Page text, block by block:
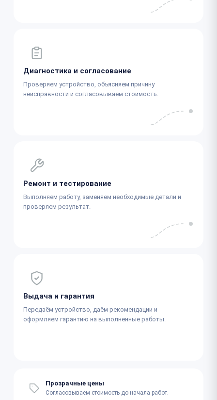
Диагностика и согласование
Проверяем устройство, объясняем причину
неисправности и согласовываем стоимость.
Ремонт и тестирование
Выполняем работу, заменяем необходимые детали и
проверяем результат.
Выдача и гарантия
Передаём устройство, даём рекомендации и
оформляем гарантию на выполненные работы.
Прозрачные цены
Согласовываем стоимость до начала работ.